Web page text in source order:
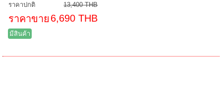
ราคาปกติ 13,400 THB
ราคาขาย 6,690 THB
มีสินค้า